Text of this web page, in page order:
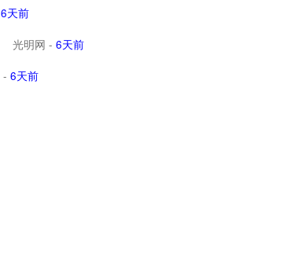
6天前
光明网 - 6天前
- 6天前